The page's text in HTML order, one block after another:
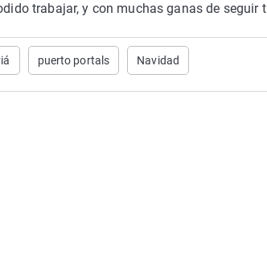
trabajar, y con muchas ganas de seguir
puerto portals Navidad